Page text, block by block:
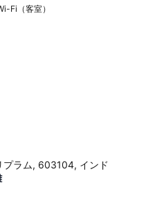
Fi（客室）
ラム, 603104, インド